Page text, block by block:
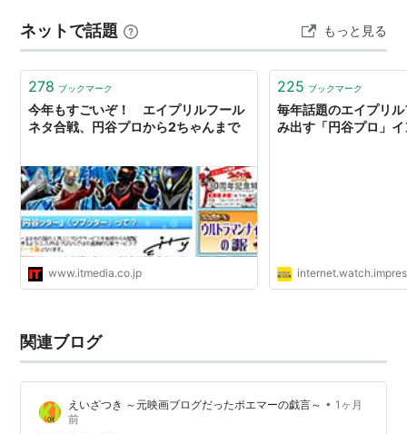
をどうしていくか」を、ずっと考え続けることになりま
す。 最近も、円谷プロについていくつかの報道がありま
した。60周年という節目の年に、こ…
ネットで話題 もっと見る
278 ブックマーク
今年もすごいぞ！ エイプリルフール
ネタ合戦、円谷プロから2ちゃんまで
www.itmedia.co.jp
225 ブックマーク
毎年話題のエイプリ
み出す「円谷プロ」
関連ブログ
えいざつき ～元映画ブログだったポエマーの戯言～ • 1ヶ月
前